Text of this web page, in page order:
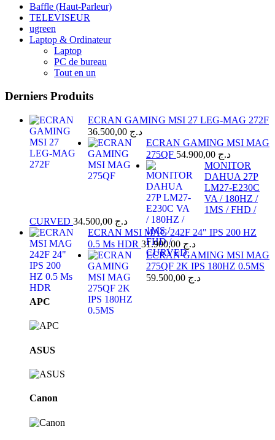
Baffle (Haut-Parleur)
TELEVISEUR
ugreen
Laptop & Ordinateur
Laptop
PC de bureau
Tout en un
Derniers Produits
ECRAN GAMING MSI 27 LEG-MAG 272F
د.ج
ECRAN GAMING MSI MAG
275QF
د.ج
MONITOR
DAHUA 27P
LM27-E230C
VA / 180HZ /
1MS / FHD /
CURVED
د.ج
ECRAN MSI MAG 242F 24" IPS 200 HZ
0.5 Ms HDR
د.ج
ECRAN GAMING MSI MAG
275QF 2K IPS 180HZ 0.5MS
د.ج
Brands
Carousel
APC
ASUS
Canon